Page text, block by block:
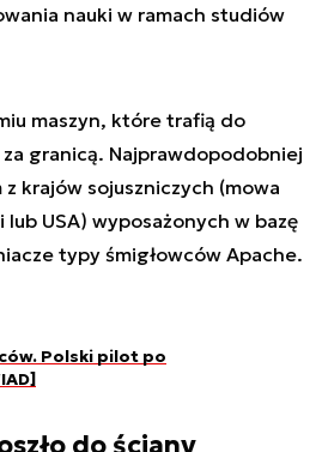
nauki w ramach studiów
maszyn, które trafią do
granicą. Najprawdopodobniej
krajów sojuszniczych (mowa
USA) wyposażonych w bazę
typy śmigłowców Apache.
Polski pilot po